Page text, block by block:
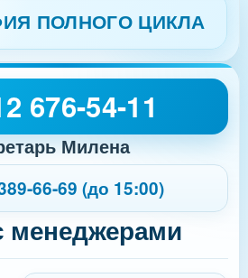
ПОЛНОГО ЦИКЛА
676-54-11
Милена
66-69 (до 15:00)
менеджерами